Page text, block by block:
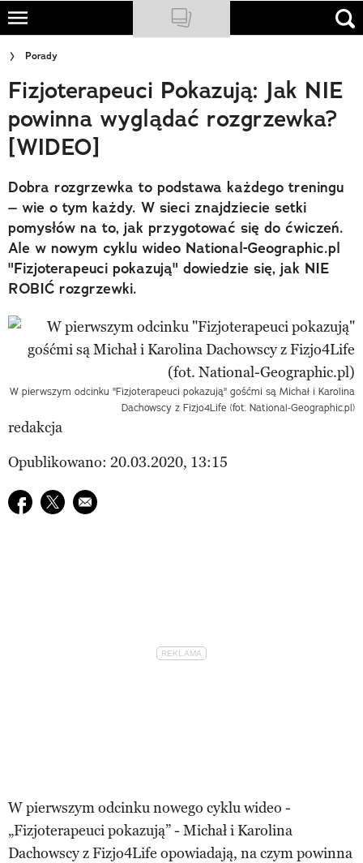
Skip
main
content
NATIONAL GEOGRAPHIC
TRAVELER
PODCASTY
Sklep
Newsletter
Cuda Polski
Wielki Konkurs Fotograficzny
Porady
Fizjoterapeuci Pokazują: Jak NIE
powinna wyglądać rozgrzewka?
[WIDEO]
Dobra rozgrzewka to podstawa każdego treningu
– wie o tym każdy. W sieci znajdziecie setki
pomysłów na to, jak przygotować się do ćwiczeń.
Ale w nowym cyklu wideo National-Geographic.pl
"Fizjoterapeuci pokazują" dowiedzie się, jak NIE
ROBIĆ rozgrzewki.
W pierwszym odcinku "Fizjoterapeuci pokazują" gośćmi są Michał i Karolina
Dachowscy z Fizjo4Life (fot. National-Geographic.pl)
redakcja
Opublikowano: 20.03.2020, 13:15
Udostępnij na facebook
Udostępnij na twitter
E-mail do przyjaciela
W pierwszym odcinku nowego cyklu wideo -
„Fizjoterapeuci pokazują” - Michał i Karolina
Dachowscy z Fizjo4Life opowiadają, na czym powinna